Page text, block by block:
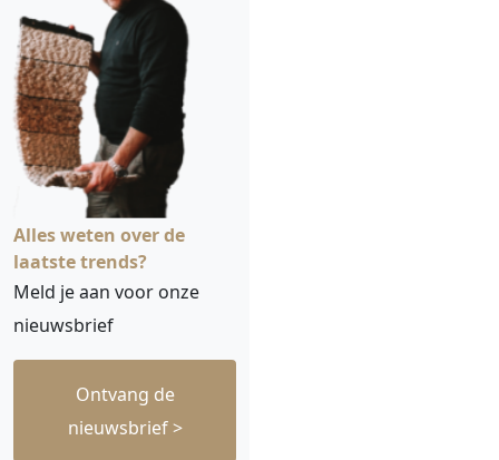
Alles weten over de
laatste trends?
Meld je aan voor onze
nieuwsbrief
Ontvang de
nieuwsbrief >